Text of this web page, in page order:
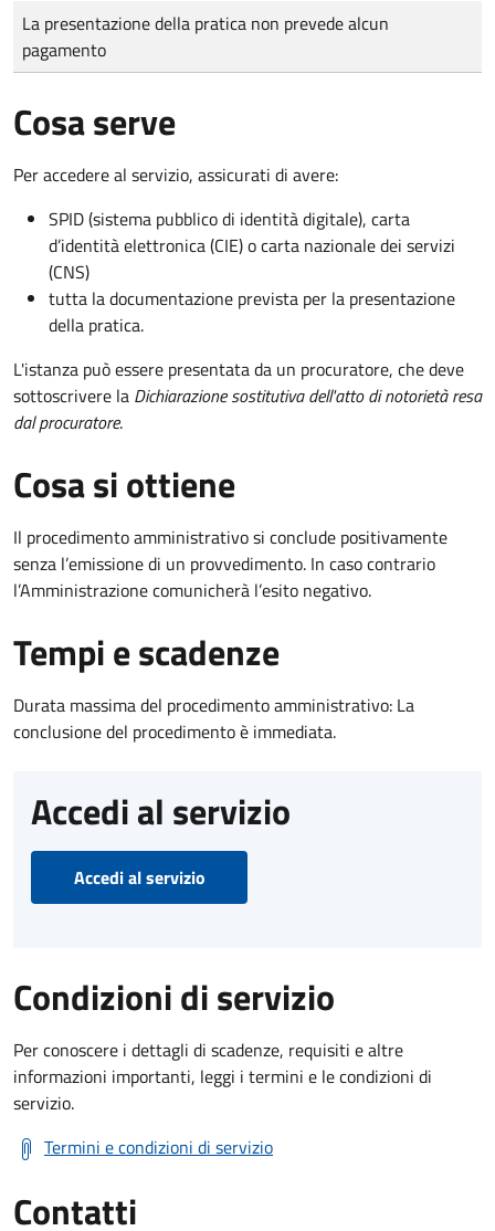
Tipo di pagamento
Importo
La presentazione della pratica non prevede alcun
pagamento
Cosa serve
Per accedere al servizio, assicurati di avere:
SPID (sistema pubblico di identità digitale), carta
d’identità elettronica (CIE) o carta nazionale dei servizi
(CNS)
tutta la documentazione prevista per la presentazione
della pratica.
L'istanza può essere presentata da un procuratore, che deve
sottoscrivere la Dichiarazione sostitutiva dell'atto di notorietà resa
dal procuratore.
Cosa si ottiene
Il procedimento amministrativo si conclude positivamente
senza l’emissione di un provvedimento. In caso contrario
l’Amministrazione comunicherà l’esito negativo.
Tempi e scadenze
Durata massima del procedimento amministrativo: La
conclusione del procedimento è immediata.
Accedi al servizio
Accedi al servizio
Condizioni di servizio
Per conoscere i dettagli di scadenze, requisiti e altre
informazioni importanti, leggi i termini e le condizioni di
servizio.
Termini e condizioni di servizio
Contatti